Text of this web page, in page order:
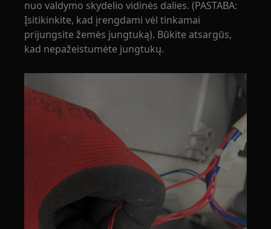
nuo valdymo skydelio vidinės dalies. (PASTABA:
Įsitikinkite, kad įrengdami vėl tinkamai
prijungsite žemės jungtuką). Būkite atsargūs,
kad nepažeistumėte jungtukų.